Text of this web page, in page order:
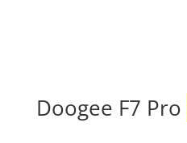
Doogee F7 Pro